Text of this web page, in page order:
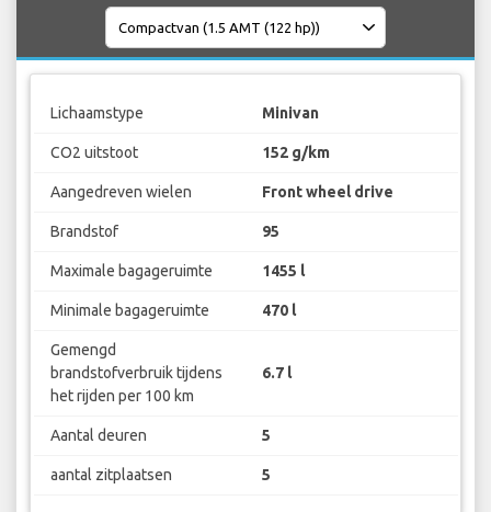
Lichaamstype Minivan
CO2 uitstoot 152 g/km
Aangedreven wielen Front wheel drive
Brandstof 95
Maximale bagageruimte 1455 l
Minimale bagageruimte 470 l
Gemengd
brandstofverbruik tijdens
het rijden per 100 km
6.7 l
Aantal deuren 5
aantal zitplaatsen 5